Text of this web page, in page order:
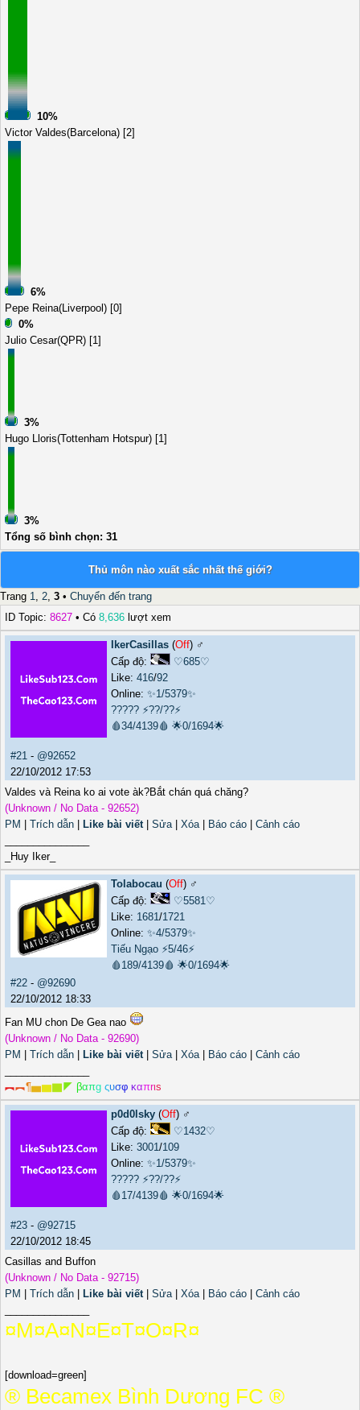
10%
Victor Valdes(Barcelona) [2]
6%
Pepe Reina(Liverpool) [0]
0%
Julio Cesar(QPR) [1]
3%
Hugo Lloris(Tottenham Hotspur) [1]
3%
Tổng số bình chọn: 31
Thủ môn nào xuất sắc nhất thế giới?
Trang 1, 2, 3 • Chuyển đến trang
ID Topic: 8627 • Có 8,636 lượt xem
IkerCasillas (Off) ♂️
Cấp độ:
♡685♡
Like: 416/92
Online: ✨1/5379✨
????? ⚡??/??⚡
🩸34/4139🩸 🌟0/1694🌟
#21 - @92652
22/10/2012 17:53
Valdes và Reina ko ai vote àk?Bắt chán quá chăng?
(Unknown / No Data - 92652)
PM
Trích dẫn Like bài viết| Sửa| Xóa| Báo cáo
Cảnh cáo
_Huy Iker_
Tolabocau (Off) ♂️
Cấp độ:
♡5581♡
Like: 1681/1721
Online: ✨4/5379✨
Tiếu Ngạo ⚡5/46⚡
🩸189/4139🩸 🌟0/1694🌟
#22 - @92690
22/10/2012 18:33
Fan MU chon De Gea nao
(Unknown / No Data - 92690)
PM
Trích dẫn Like bài viết| Sửa| Xóa| Báo cáo
Cảnh cáo
︻︻¶▅▆▇◤ βαπg ςυσφ καπrιs
p0d0lsky (Off) ♂️
Cấp độ:
♡1432♡
Like: 3001/109
Online: ✨1/5379✨
????? ⚡??/??⚡
🩸17/4139🩸 🌟0/1694🌟
#23 - @92715
22/10/2012 18:45
Casillas and Buffon
(Unknown / No Data - 92715)
PM
Trích dẫn Like bài viết| Sửa| Xóa| Báo cáo
Cảnh cáo
¤M¤A¤N¤E¤T¤O¤R¤
[download=green]
­® Becamex Bình Dương FC ®